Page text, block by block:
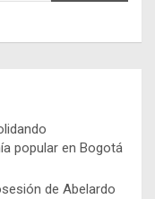
popular en Bogotá
de Abelardo